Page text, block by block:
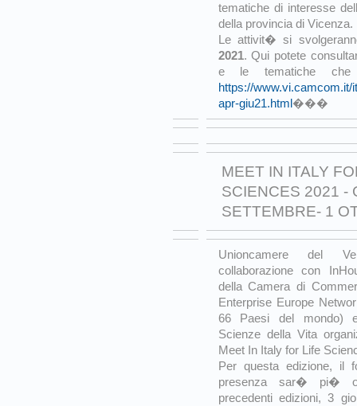
tematiche di interesse
della provincia di Vicenza.
Le attivit� si
2021. Qui potete
e le tematiche che
https://www.vi.camcom.it/
apr-giu21.html ���
MEET IN ITALY
SCIENCES 2021 -
SETTEMBRE- 1
Unioncamere del
collaborazione con
della Camera di
Enterprise Europe
66 Paesi del mondo)
Scienze della Vita
Meet In Italy for Life
Per questa edizione, il
presenza sar� pi�
precedenti edizioni, 3